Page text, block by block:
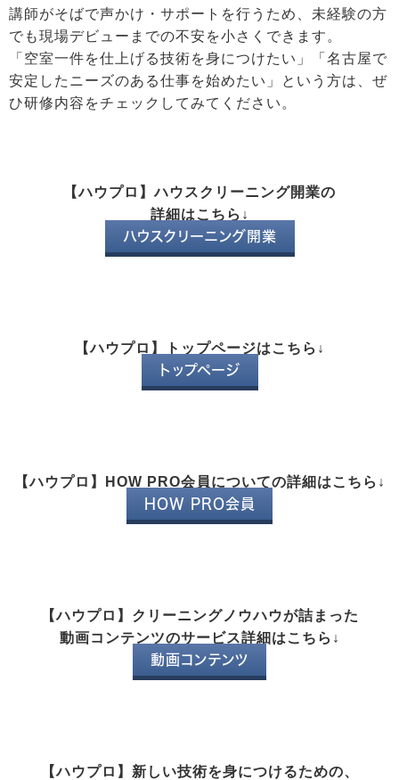
講師がそばで声かけ・サポートを行うため、未経験の方
でも現場デビューまでの不安を小さくできます。
「空室一件を仕上げる技術を身につけたい」「名古屋で
安定したニーズのある仕事を始めたい」という方は、ぜ
ひ研修内容をチェックしてみてください。
【ハウプロ】ハウスクリーニング開業の
詳細はこちら↓
ハウスクリーニング開業
【ハウプロ】トップページはこちら↓
トップページ
【ハウプロ】HOW PRO会員についての詳細はこちら↓
HOW PRO会員
【ハウプロ】クリーニングノウハウが詰まった
動画コンテンツのサービス詳細はこちら↓
動画コンテンツ
【ハウプロ】新しい技術を身につけるための、